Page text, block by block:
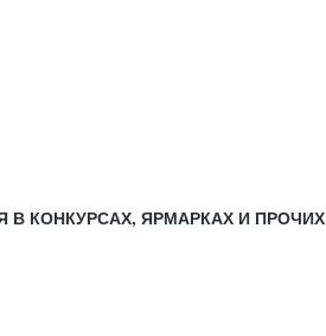
КОНКУРСАХ, ЯРМАРКАХ И